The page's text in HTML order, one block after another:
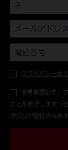
プライバシーポ
会員登録して、
ことを希望します（
ガジンが配信されま